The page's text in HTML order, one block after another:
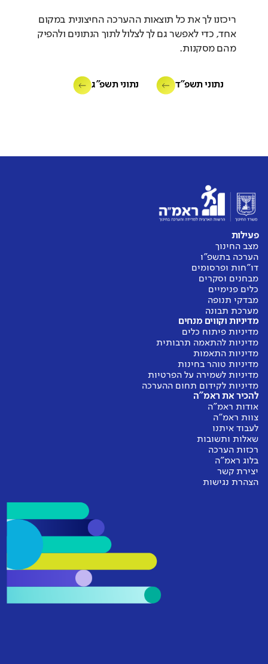
ריכזנו לך את כל תוצאות ההערכה החיצונית במקום
אחד, כדי לאפשר גם לך לצלול לתוך הנתונים ולהפיק
מהם מסקנות.
נתוני תשפ"ד נתוני תשפ"ג
פעילות
מצב החינוך
הערכה בתשפ"ו
דו"חות ופרסומים
מבחנים וסקרים
כלים פנימיים
מבדקי תנופה
מערכת תבונה
מדיניות וקווים מנחים
מדיניות פיתוח כלים
מדיניות להתאמה תרבותית
מדיניות התאמות
מדיניות טוהר בחינות
מדיניות לשמירה על הפרטיות
מדיניות לקידום תחום ההערכה
להכיר את ראמ"ה
אודות ראמ"ה
צוות ראמ"ה
לעבוד איתנו
שאלות ותשובות
רכזות הערכה
בלוג ראמ"ה
יצירת קשר
הצהרת נגישות